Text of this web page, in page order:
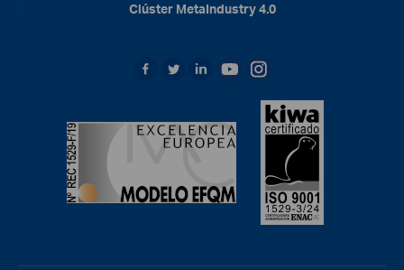
Clúster MetaIndustry4.0